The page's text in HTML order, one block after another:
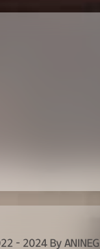
- 2024 By ANINEG